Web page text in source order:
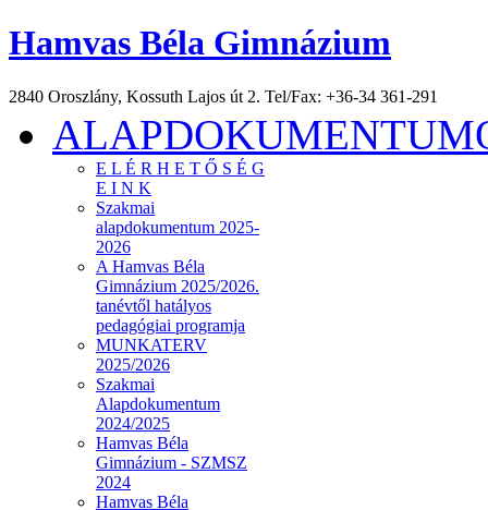
Hamvas Béla Gimnázium
2840 Oroszlány, Kossuth Lajos út 2. Tel/Fax: +36-34 361-291
E L É R H E T Ő S É G
E I N K
Szakmai
alapdokumentum 2025-
2026
A Hamvas Béla
Gimnázium 2025/2026.
tanévtől hatályos
pedagógiai programja
MUNKATERV
2025/2026
Szakmai
Alapdokumentum
2024/2025
Hamvas Béla
Gimnázium - SZMSZ
2024
Hamvas Béla